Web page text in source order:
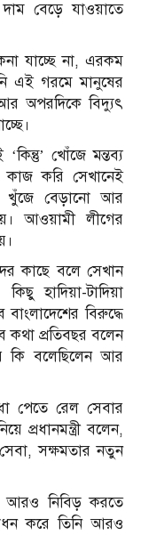
বেড়ে যাওয়াতে
যাচ্ছে না, এরকম
এই গরমে মানুষের
অপরদিকে বিদ্যুৎ
খোঁজে মন্তব্য
করি সেখানেই
খুঁজে বেড়ানো আর
আওয়ামী লীগের
কাছে বলে সেখান
হাদিয়া-টাদিয়া
বিরুদ্ধে
কথা প্রতিবছর বলেন
কি বলেছিলেন আর
পেতে রেল সেবার
প্রধানমন্ত্রী বলেন,
সক্ষমতার নতুন
আরও নিবিড় করতে
করে তিনি আরও